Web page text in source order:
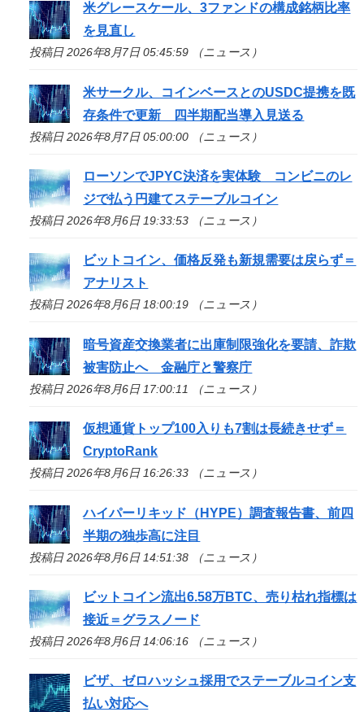
米グレースケール、3ファンドの構成銘柄比率
を見直し
投稿日 2026年8月7日 05:45:59 （ニュース）
米サークル、コインベースとのUSDC提携を既
存条件で更新 四半期配当導入見送る
投稿日 2026年8月7日 05:00:00 （ニュース）
ローソンでJPYC決済を実体験 コンビニのレ
ジで払う円建てステーブルコイン
投稿日 2026年8月6日 19:33:53 （ニュース）
ビットコイン、価格反発も新規需要は戻らず＝
アナリスト
投稿日 2026年8月6日 18:00:19 （ニュース）
暗号資産交換業者に出庫制限強化を要請、詐欺
被害防止へ 金融庁と警察庁
投稿日 2026年8月6日 17:00:11 （ニュース）
仮想通貨トップ100入りも7割は長続きせず＝
CryptoRank
投稿日 2026年8月6日 16:26:33 （ニュース）
ハイパーリキッド（HYPE）調査報告書、前四
半期の独歩高に注目
投稿日 2026年8月6日 14:51:38 （ニュース）
ビットコイン流出6.58万BTC、売り枯れ指標は
接近＝グラスノード
投稿日 2026年8月6日 14:06:16 （ニュース）
ビザ、ゼロハッシュ採用でステーブルコイン支
払い対応へ